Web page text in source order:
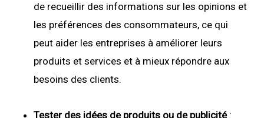
de recueillir des informations sur les opinions et
les préférences des consommateurs, ce qui
peut aider les entreprises à améliorer leurs
produits et services et à mieux répondre aux
besoins des clients.
Tester des idées de produits ou de publicité :